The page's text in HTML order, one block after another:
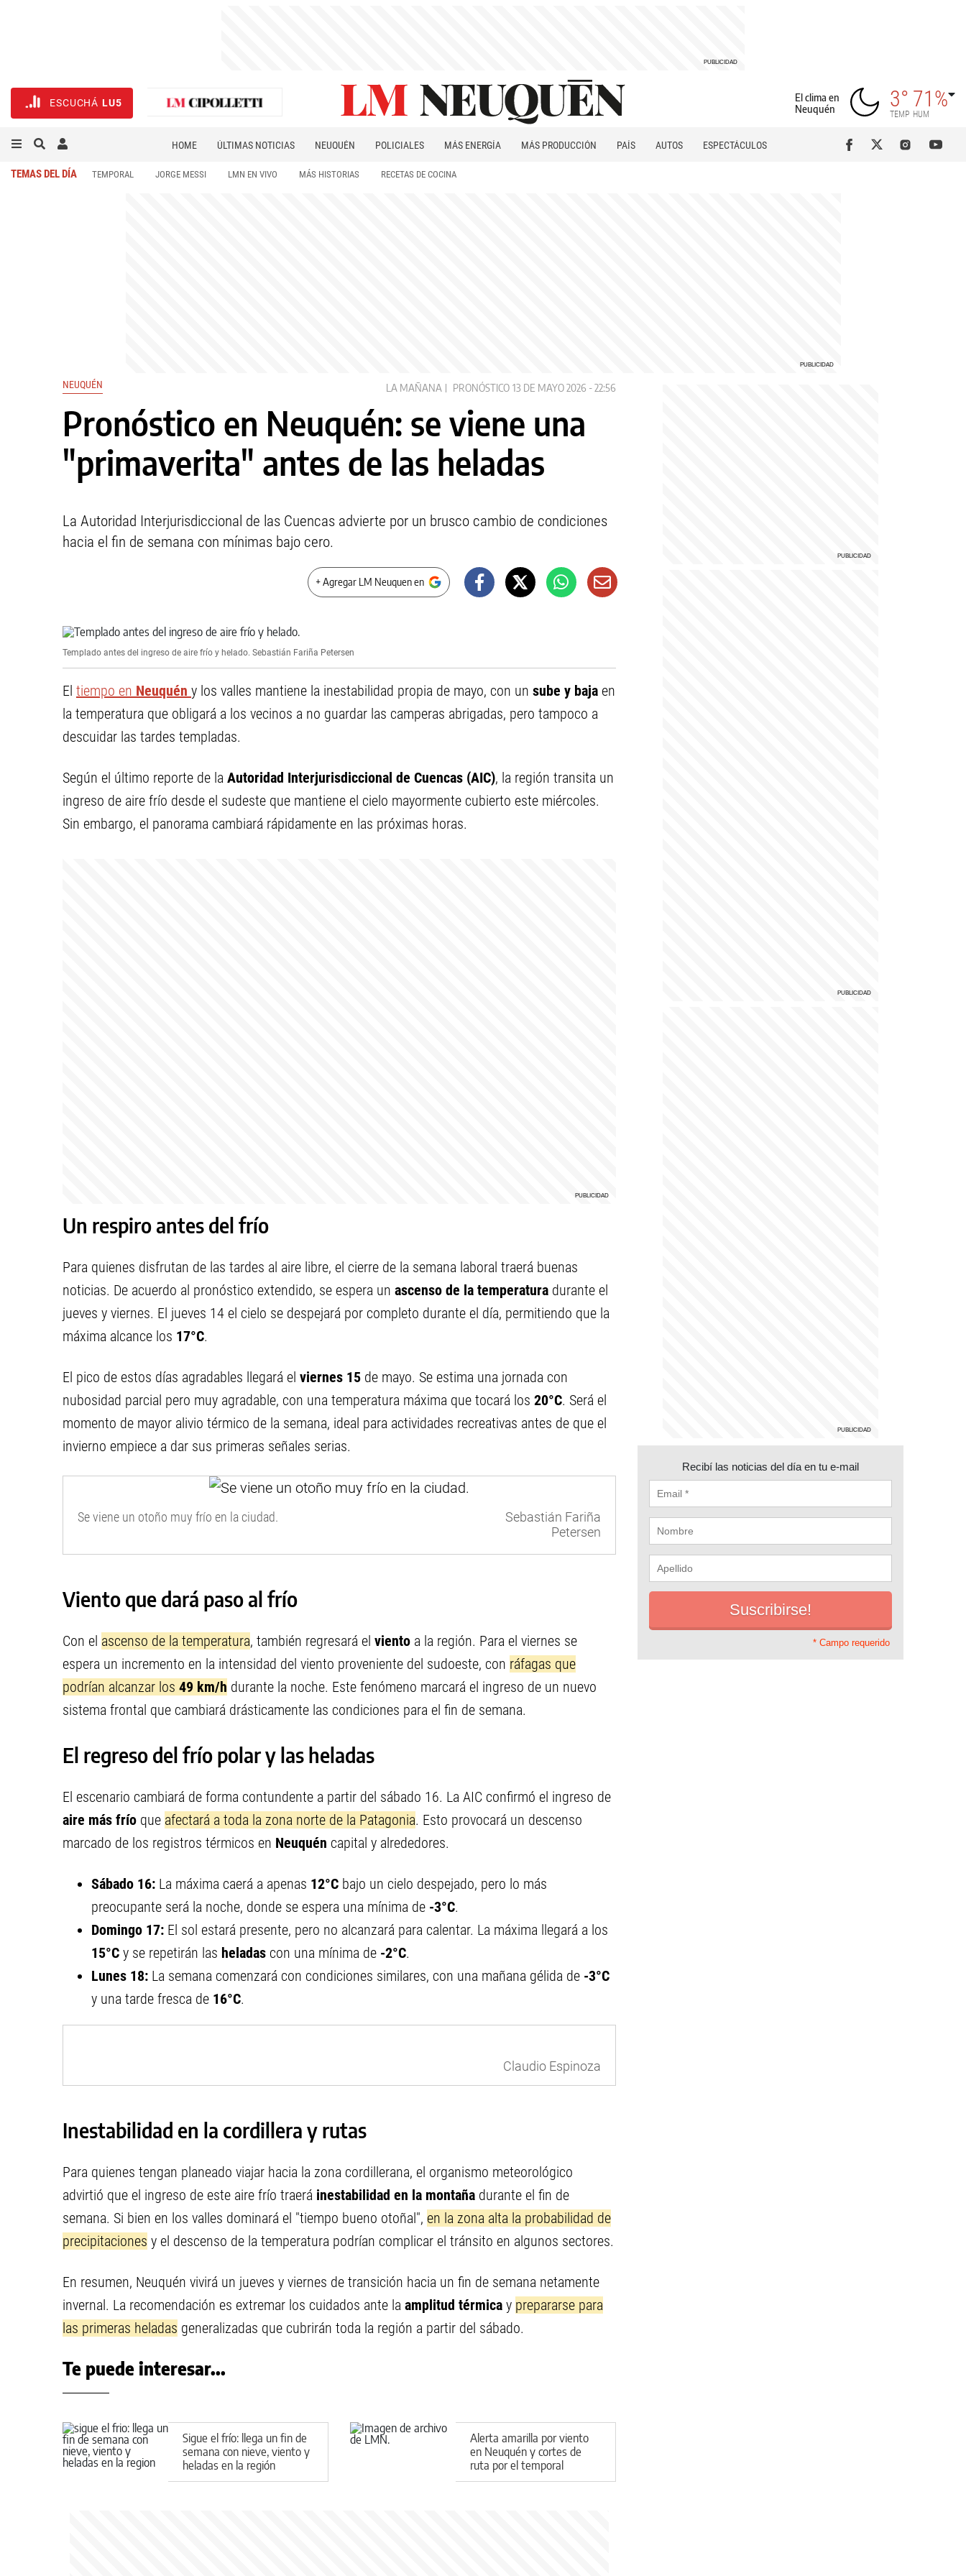
ESCUCHÁ LU5
El clima en
Neuquén
3°
TEMP
71%
HUM
HOME ÚLTIMAS NOTICIAS NEUQUÉN POLICIALES MÁS ENERGÍA MÁS PRODUCCIÓN PAÍS AUTOS
ESPECTÁCULOS
TEMAS DEL DÍA TEMPORAL JORGE MESSI LMN EN VIVO MÁS HISTORIAS RECETAS DE COCINA
NEUQUÉN LA MAÑANA PRONÓSTICO 13 DE MAYO 2026 - 22:56
Pronóstico en Neuquén: se viene una
"primaverita" antes de las heladas
La Autoridad Interjurisdiccional de las Cuencas advierte por un brusco cambio de condiciones
hacia el fin de semana con mínimas bajo cero.
+ Agregar LM Neuquen en
Templado antes del ingreso de aire frío y helado. Sebastián Fariña Petersen
El tiempo en Neuquén y los valles mantiene la inestabilidad propia de mayo, con un sube y baja en
la temperatura que obligará a los vecinos a no guardar las camperas abrigadas, pero tampoco a
descuidar las tardes templadas.
Según el último reporte de la Autoridad Interjurisdiccional de Cuencas (AIC), la región transita un
ingreso de aire frío desde el sudeste que mantiene el cielo mayormente cubierto este miércoles.
Sin embargo, el panorama cambiará rápidamente en las próximas horas.
Un respiro antes del frío
Para quienes disfrutan de las tardes al aire libre, el cierre de la semana laboral traerá buenas
noticias. De acuerdo al pronóstico extendido, se espera un ascenso de la temperatura durante el
jueves y viernes. El jueves 14 el cielo se despejará por completo durante el día, permitiendo que la
máxima alcance los 17°C.
El pico de estos días agradables llegará el viernes 15 de mayo. Se estima una jornada con
nubosidad parcial pero muy agradable, con una temperatura máxima que tocará los 20°C. Será el
momento de mayor alivio térmico de la semana, ideal para actividades recreativas antes de que el
invierno empiece a dar sus primeras señales serias.
Se viene un otoño muy frío en la ciudad.
Sebastián Fariña
Petersen
Viento que dará paso al frío
Con el ascenso de la temperatura, también regresará el viento a la región. Para el viernes se
espera un incremento en la intensidad del viento proveniente del sudoeste, con ráfagas que
podrían alcanzar los 49 km/h durante la noche. Este fenómeno marcará el ingreso de un nuevo
sistema frontal que cambiará drásticamente las condiciones para el fin de semana.
El regreso del frío polar y las heladas
El escenario cambiará de forma contundente a partir del sábado 16. La AIC confirmó el ingreso de
aire más frío que afectará a toda la zona norte de la Patagonia. Esto provocará un descenso
marcado de los registros térmicos en Neuquén capital y alrededores.
Sábado 16: La máxima caerá a apenas 12°C bajo un cielo despejado, pero lo más
preocupante será la noche, donde se espera una mínima de -3°C.
Domingo 17: El sol estará presente, pero no alcanzará para calentar. La máxima llegará a los
15°C y se repetirán las heladas con una mínima de -2°C.
Lunes 18: La semana comenzará con condiciones similares, con una mañana gélida de -3°C
y una tarde fresca de 16°C.
Claudio Espinoza
Inestabilidad en la cordillera y rutas
Para quienes tengan planeado viajar hacia la zona cordillerana, el organismo meteorológico
advirtió que el ingreso de este aire frío traerá inestabilidad en la montaña durante el fin de
semana. Si bien en los valles dominará el "tiempo bueno otoñal", en la zona alta la probabilidad de
precipitaciones y el descenso de la temperatura podrían complicar el tránsito en algunos sectores.
En resumen, Neuquén vivirá un jueves y viernes de transición hacia un fin de semana netamente
invernal. La recomendación es extremar los cuidados ante la amplitud térmica y prepararse para
las primeras heladas generalizadas que cubrirán toda la región a partir del sábado.
Te puede interesar...
Sigue el frío: llega un fin de
semana con nieve, viento y
heladas en la región
Alerta amarilla por viento
en Neuquén y cortes de
ruta por el temporal
Recibí las noticias del día en tu e-mail
* Campo requerido